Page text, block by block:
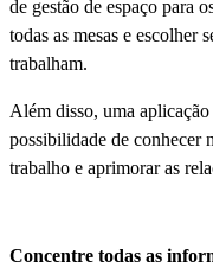
de gestão de espaço para
todas as mesas e escolher
trabalham.
Além disso, uma
possibilidade de conhecer
trabalho e aprimorar as
Concentre todas as